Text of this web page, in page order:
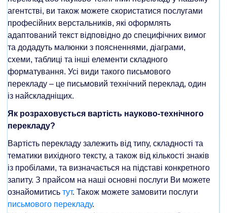
агентстві, ви також можете скористатися послугами
професійних верстальників, які оформлять
адаптований текст відповідно до специфічних вимог
та додадуть малюнки з поясненнями, діаграми,
схеми, таблиці та інші елементи складного
форматування. Усі види такого письмового
перекладу – це письмовий технічний переклад, один
із найскладніщих.
Як розраховується вартість науково-технічного
перекладу?
Вартість перекладу залежить від типу, складності та
тематики вихідного тексту, а також від кількості знаків
із пробілами, та визначається на підставі конкретного
запиту. З прайсом на наші основні послуги Ви можете
ознайомитись тут. Також можете замовити послуги
письмового перекладу.